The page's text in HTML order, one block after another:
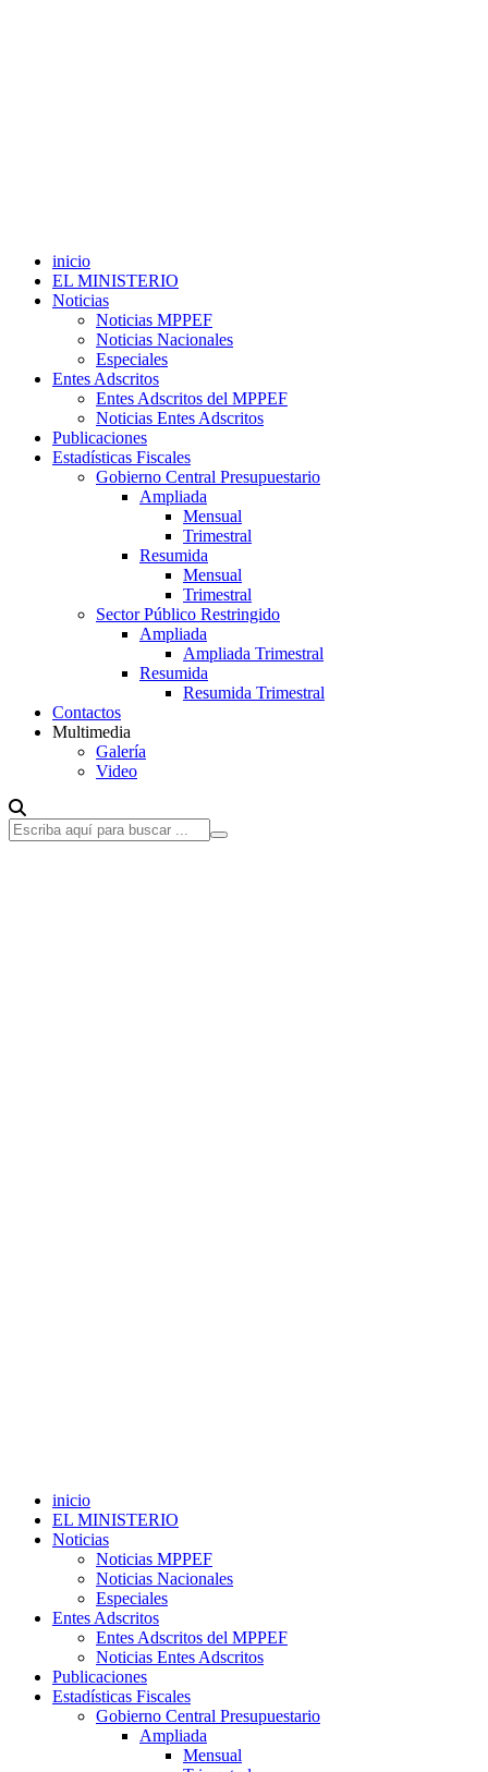
inicio
EL MINISTERIO
Noticias
Noticias MPPEF
Noticias Nacionales
Especiales
Entes Adscritos
Entes Adscritos del MPPEF
Noticias Entes Adscritos
Publicaciones
Estadísticas Fiscales
Gobierno Central Presupuestario
Ampliada
Mensual
Trimestral
Resumida
Mensual
Trimestral
Sector Público Restringido
Ampliada
Ampliada Trimestral
Resumida
Resumida Trimestral
Contactos
Multimedia
Galería
Video
inicio
EL MINISTERIO
Noticias
Noticias MPPEF
Noticias Nacionales
Especiales
Entes Adscritos
Entes Adscritos del MPPEF
Noticias Entes Adscritos
Publicaciones
Estadísticas Fiscales
Gobierno Central Presupuestario
Ampliada
Mensual